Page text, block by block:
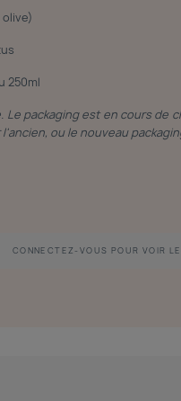
250ml
Le packaging est en cours de
ou le nouveau
CONNECTEZ-VOUS POUR VOIR